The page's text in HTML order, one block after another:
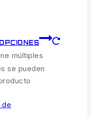
múltiples
se pueden
de